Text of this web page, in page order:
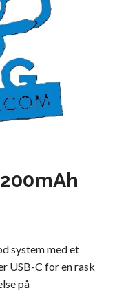
system med et
USB-C for en rask
på